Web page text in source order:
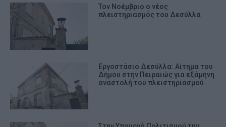
Τον Νοέμβριο ο νέος
πλειστηριασμός του Δεσύλλα
Εργοστάσιο Δεσύλλα: Αίτημα του
Δήμου στην Πειραιώς για εξάμηνη
αναστολή του πλειστηριασμού